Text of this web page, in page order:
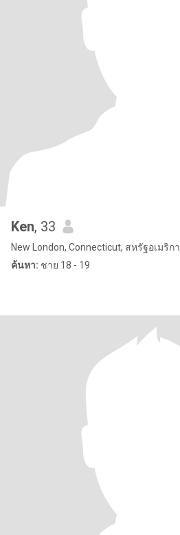
Ken, 33
New London, Connecticut, สหรัฐอเมริกา
ค้นหา: ชาย 18 - 19